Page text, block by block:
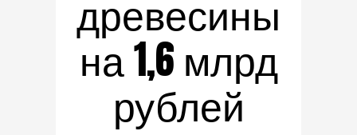
древесины
на 1,6 млрд
рублей